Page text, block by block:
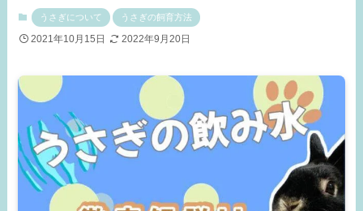
うさぎについて うさぎの飼育方法
2021年10月15日 2022年9月20日